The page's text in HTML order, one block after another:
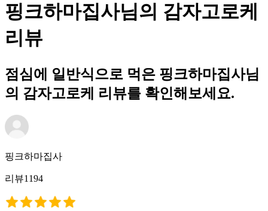
핑크하마집사님의 감자고로케
리뷰
점심에 일반식으로 먹은 핑크하마집사님
의 감자고로케 리뷰를 확인해보세요.
핑크하마집사
리뷰1194